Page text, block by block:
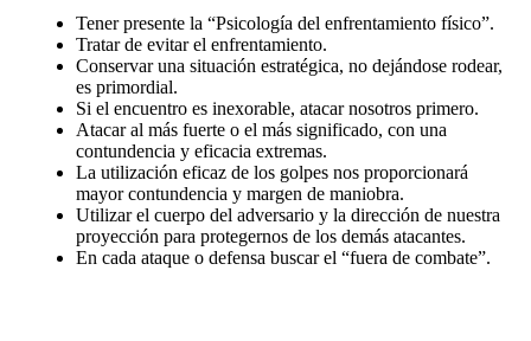
Tener presente la “Psicología del enfrentamiento físico”.
Tratar de evitar el enfrentamiento.
Conservar una situación estratégica, no dejándose rodear,
es primordial.
Si el encuentro es inexorable, atacar nosotros primero.
Atacar al más fuerte o el más significado, con una
contundencia y eficacia extremas.
La utilización eficaz de los golpes nos proporcionará
mayor contundencia y margen de maniobra.
Utilizar el cuerpo del adversario y la dirección de nuestra
proyección para protegernos de los demás atacantes.
En cada ataque o defensa buscar el “fuera de combate”.